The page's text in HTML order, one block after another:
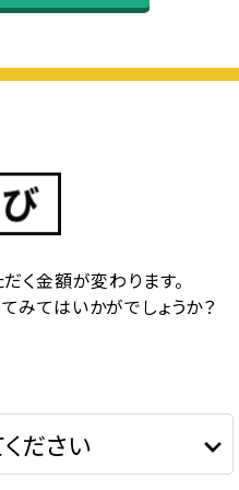
く金額が変わります。
みてはいかがでしょうか？